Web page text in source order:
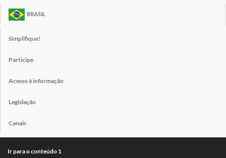
BRASIL
Simplifique!
Participe
Acesso à informação
Legislação
Canais
Ir para o conteúdo 1